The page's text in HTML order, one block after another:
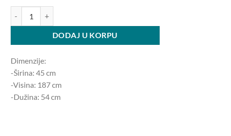
DODAJ U KORPU
Dimenzije:
-Širina: 45 ​​cm
-Visina: 187 cm
-Dužina: 54 cm